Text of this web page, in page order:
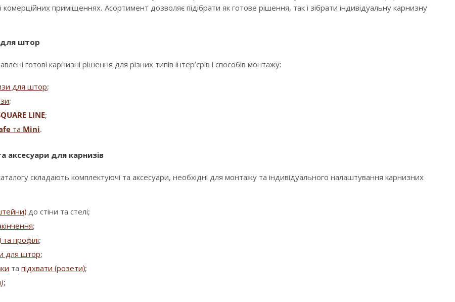
комерційних приміщеннях. Асортимент дозволяє підібрати як готове рішення, так і зібрати індивідуальну карнизну
для штор
готові карнизні рішення для різних типів інтер’єрів і способів монтажу:
для штор;
;
LINE;
та Mini.
аксесуари для карнизів
складають комплектуючі та аксесуари, необхідні для монтажу та індивідуального налаштування карнизних
до стіни та стелі;
;
профілі;
для штор;
та підхвати (розети);
;